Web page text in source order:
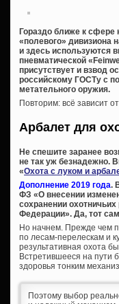
Гораздо ближе к сфере
«полевого» дивизиона
и здесь используются
пневматической
присутствует и взвод
российскому ГОСТу с
метательного оружия.
Повторим: всё зависит
Арбалет для
Не спешите заранее
не так уж безнадежно.
«Охота с луком и
Дополнение 2019 года.
ФЗ «О внесении
сохранении
Федерации». Да, тот
Но начнем. Прежде чем
по лесам-перелескам и
результативная охота
Встретившееся на пути
здоровья тонким
Поэтому выбор